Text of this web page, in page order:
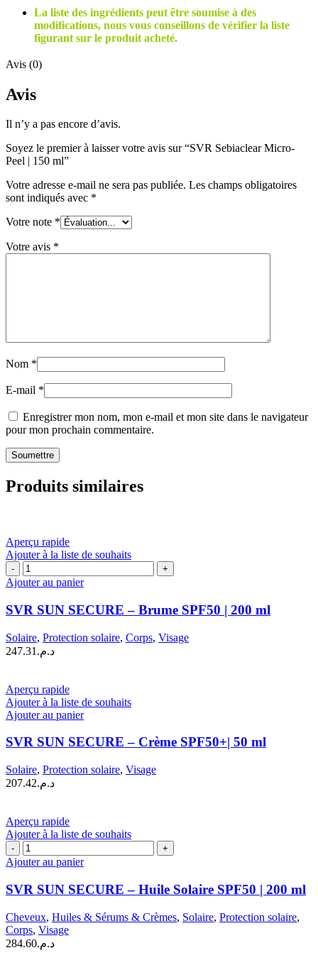
La liste des ingrédients peut être soumise à des
modifications, nous vous conseillons de vérifier la liste
figurant sur le produit acheté.
Avis (0)
Avis
Il n’y a pas encore d’avis.
Soyez le premier à laisser votre avis sur “SVR Sebiaclear Micro-
Peel | 150 ml”
Votre adresse e-mail ne sera pas publiée. Les champs obligatoires
sont indiqués avec *
Votre note *
Votre avis *
Nom *
E-mail *
Enregistrer mon nom, mon e-mail et mon site dans le navigateur
pour mon prochain commentaire.
Produits similaires
Aperçu rapide
Ajouter à la liste de souhaits
quantité
de
SUN
SECURE
Brume
SPF50
ml
Ajouter au panier
SVR SUN SECURE – Brume SPF50 | 200 ml
Solaire, Protection solaire, Corps, Visage
د.م. 247.31
Aperçu rapide
Ajouter à la liste de souhaits
Ajouter au panier
SVR SUN SECURE – Crème SPF50+| 50 ml
Solaire, Protection solaire, Visage
د.م.207.42
Aperçu rapide
Ajouter à la liste de souhaits
quantité
de
SUN
SECURE
Huile
Solaire
SPF50
Ajouter au panier
SVR SUN SECURE – Huile Solaire SPF50 | 200 ml
Cheveux, Huiles & Sérums & Crèmes, Solaire, Protection solaire,
Corps, Visage
د.م.284.60